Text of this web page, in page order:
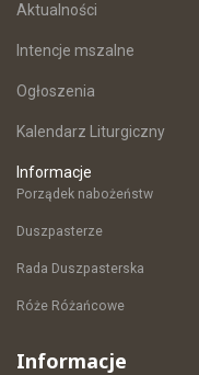
Aktualności
Intencje mszalne
Ogłoszenia
Kalendarz Liturgiczny
Informacje
Porządek nabożeństw
Duszpasterze
Rada Duszpasterska
Róże Różańcowe
Informacje